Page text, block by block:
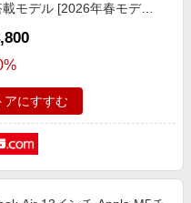
載モデル [2026年春モデ
10コアGPU] シルバー
A
アにすすむ